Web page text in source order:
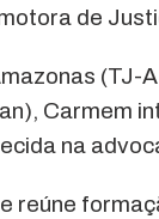
de
(TJ-
Carmem
na
reúne